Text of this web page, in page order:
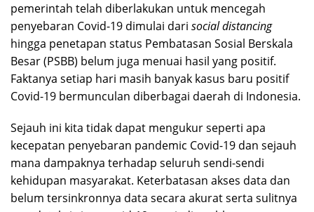
pemerintah telah diberlakukan untuk mencegah
penyebaran Covid-19 dimulai dari social distancing
hingga penetapan status Pembatasan Sosial Berskala
Besar (PSBB) belum juga menuai hasil yang positif.
Faktanya setiap hari masih banyak kasus baru positif
Covid-19 bermunculan diberbagai daerah di Indonesia.
Sejauh ini kita tidak dapat mengukur seperti apa
kecepatan penyebaran pandemic Covid-19 dan sejauh
mana dampaknya terhadap seluruh sendi-sendi
kehidupan masyarakat. Keterbatasan akses data dan
belum tersinkronnya data secara akurat serta sulitnya